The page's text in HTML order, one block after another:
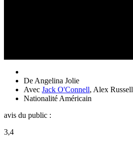
De Angelina Jolie
Avec Jack O'Connell, Alex Russell
Nationalité Américain
avis du public :
3,4